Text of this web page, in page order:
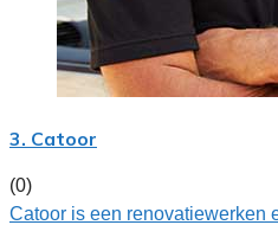
3. Catoor
(0)
Catoor is een renovatiewerken